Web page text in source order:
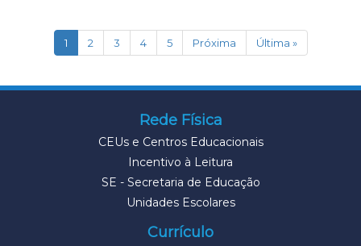
1(current)
2 3 4 5 Próxima Última »
Rede Física
CEUs e Centros Educacionais
Incentivo à Leitura
SE - Secretaria de Educação
Unidades Escolares
Currículo